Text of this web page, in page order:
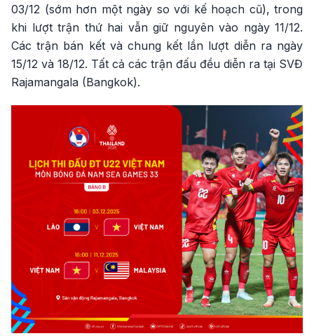
03/12 (sớm hơn một ngày so với kế hoạch cũ), trong
khi lượt trận thứ hai vẫn giữ nguyên vào ngày 11/12.
Các trận bán kết và chung kết lần lượt diễn ra ngày
15/12 và 18/12. Tất cả các trận đấu đều diễn ra tại SVĐ
Rajamangala (Bangkok).